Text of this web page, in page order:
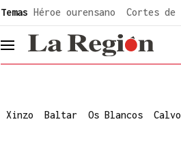
Temas Héroe ourensano Cortes de
header.menu.open
Xinzo Baltar Os Blancos